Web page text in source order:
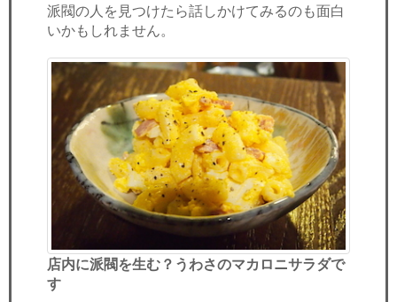
派閥の人を見つけたら話しかけてみるのも面白
いかもしれません。
店内に派閥を生む？うわさのマカロニサラダで
す